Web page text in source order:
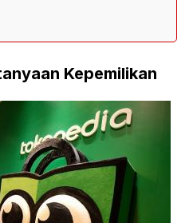
Kepemilikan